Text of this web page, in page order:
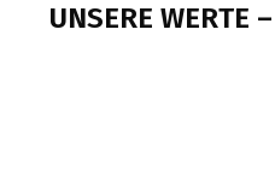
UNSERE WERTE